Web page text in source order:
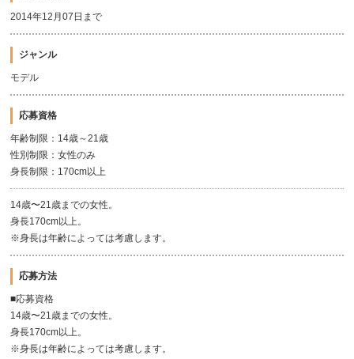
2014年12月07日まで
ジャンル
モデル
応募資格
年齢制限：14歳～21歳
性別制限：女性のみ
身長制限：170cm以上
14歳〜21歳までの女性。
身長170cm以上。
※身長は年齢によっては考慮します。
応募方法
■応募資格
14歳〜21歳までの女性。
身長170cm以上。
※身長は年齢によっては考慮します。